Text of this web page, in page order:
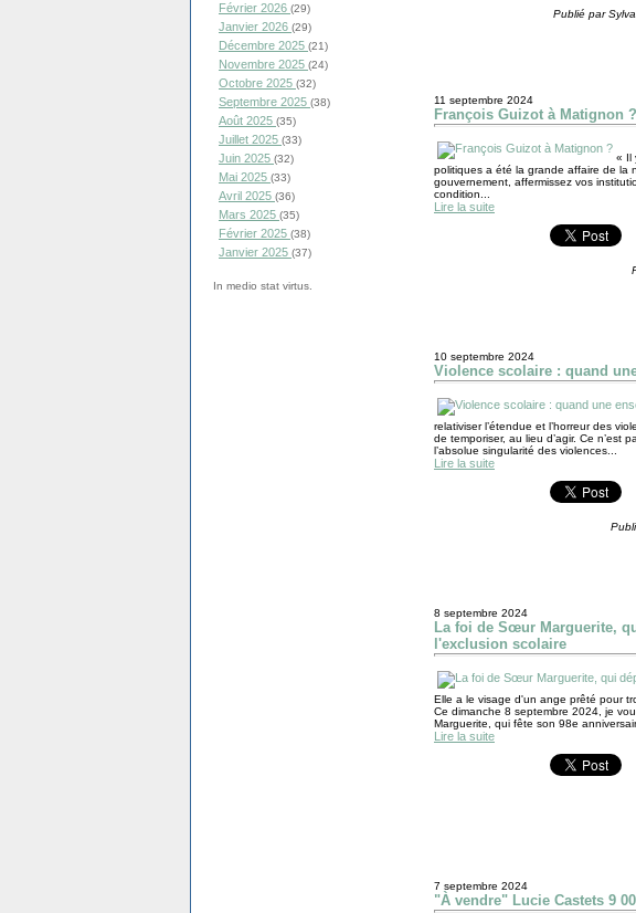
Février 2026 (29)
Janvier 2026 (29)
Décembre 2025 (21)
Novembre 2025 (24)
Octobre 2025 (32)
Septembre 2025 (38)
Août 2025 (35)
Juillet 2025 (33)
Juin 2025 (32)
Mai 2025 (33)
Avril 2025 (36)
Mars 2025 (35)
Février 2025 (38)
Janvier 2025 (37)
In medio stat virtus.
Publié par
11 septembre 2024
François Guizot à Matignon ?
« Il
politiques a été la grande affaire de la
gouvernement, affermissez vos
condition...
Lire la suite
10 septembre 2024
Violence scolaire : quand
relativiser l’étendue et l’horreur des
de temporiser, au lieu d’agir. Ce n’est
l’absolue singularité des violences...
Lire la suite
8 septembre 2024
La foi de Sœur Marguerite,
l'exclusion scolaire
Elle a le visage d'un ange prêté pour
Ce dimanche 8 septembre 2024, je
Marguerite, qui fête son 98e
Lire la suite
7 septembre 2024
"À vendre" Lucie Castets 9